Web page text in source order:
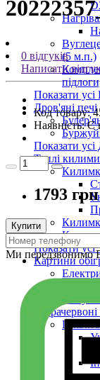
(5 м.п.)
Показати
Дров'яні печі
Показати усі
Теплі килими
Показати усі
Картини
Показати
0 відгуків
Написати
Код товару:
Наявність: Є
1793 грн
Купити
Ми передзвонимо